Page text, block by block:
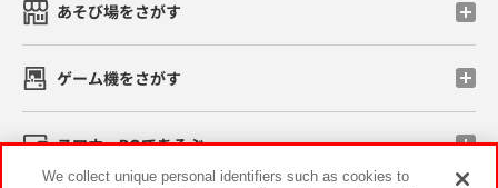
あそび場をさがす
ゲーム機をさがす
スマホ・PCであそぶ
We collect unique personal identifiers such as cookies to